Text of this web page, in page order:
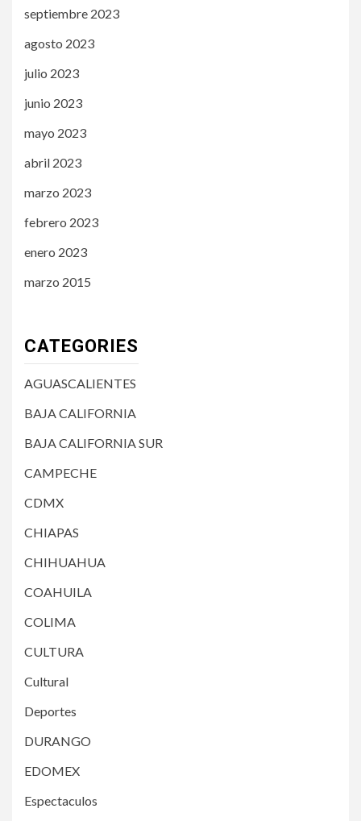
septiembre 2023
agosto 2023
julio 2023
junio 2023
mayo 2023
abril 2023
marzo 2023
febrero 2023
enero 2023
marzo 2015
CATEGORIES
AGUASCALIENTES
BAJA CALIFORNIA
BAJA CALIFORNIA SUR
CAMPECHE
CDMX
CHIAPAS
CHIHUAHUA
COAHUILA
COLIMA
CULTURA
Cultural
Deportes
DURANGO
EDOMEX
Espectaculos